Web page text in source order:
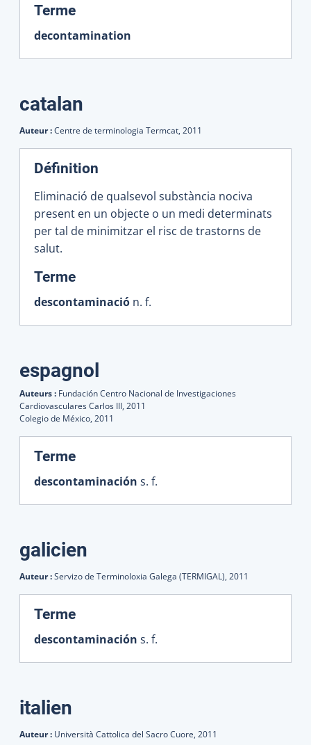
Terme:
decontamination
catalan
Auteur :Centre de terminologia Termcat, 2011
Définition
Eliminació de qualsevol substància nociva
present en un objecte o un medi determinats
per tal de minimitzar el risc de trastorns de
salut.
Terme:
descontaminació n. f.
espagnol
Auteurs : Fundación Centro Nacional de Investigaciones
Cardiovasculares Carlos III, 2011
Colegio de México, 2011
Terme:
descontaminación s. f.
galicien
Auteur :Servizo de Terminoloxia Galega (TERMIGAL), 2011
Terme:
descontaminación s. f.
italien
Auteur : Università Cattolica del Sacro Cuore, 2011